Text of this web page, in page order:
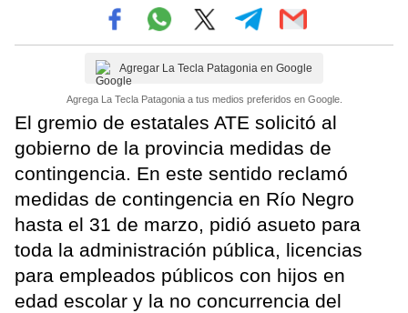
Agregar La Tecla Patagonia en Google
Agrega La Tecla Patagonia a tus medios preferidos en Google.
El gremio de estatales ATE solicitó al
gobierno de la provincia medidas de
contingencia. En este sentido reclamó
medidas de contingencia en Río Negro
hasta el 31 de marzo, pidió asueto para
toda la administración pública, licencias
para empleados públicos con hijos en
edad escolar y la no concurrencia del